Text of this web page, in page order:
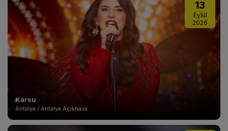
Karsu
Antalya / Antalya Açıkhava
13
Eylül
2026